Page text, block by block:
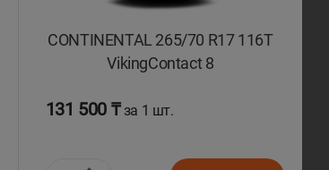
CONTINENTAL 265/70 R17 116T
VikingContact 8
131 500 ₸за 1 шт.